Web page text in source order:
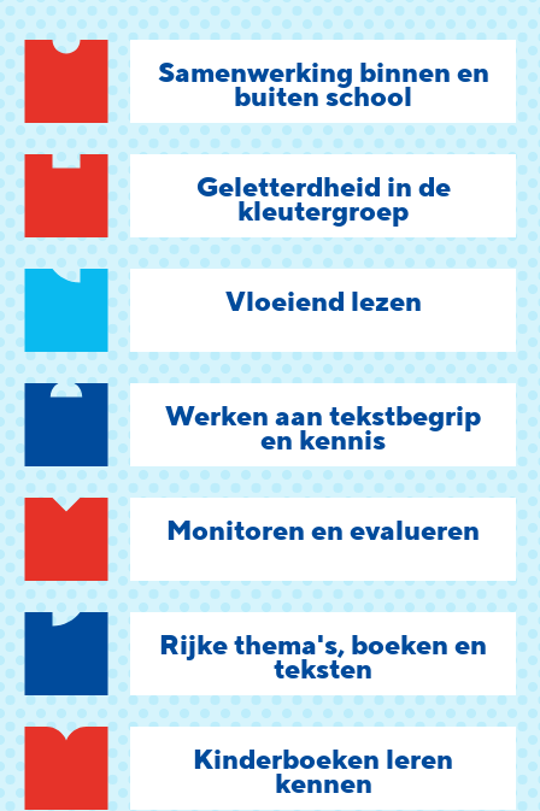
Samenwerking binnen en
buiten school
Geletterdheid in de
kleutergroep
Vloeiend lezen
Werken aan tekstbegrip
en kennis
Monitoren en evalueren
Rijke thema's, boeken en
teksten
Kinderboeken leren
kennen